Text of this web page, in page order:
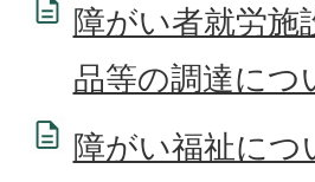
障がい者就労施
品等の調達につ
障がい福祉につ